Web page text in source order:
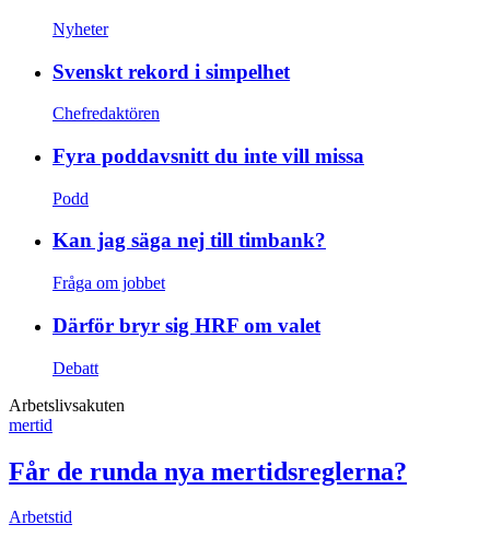
Nyheter
Svenskt rekord i simpelhet
Chefredaktören
Fyra poddavsnitt du inte vill missa
Podd
Kan jag säga nej till timbank?
Fråga om jobbet
Därför bryr sig HRF om valet
Debatt
Arbetslivsakuten
mertid
Får de runda nya mertidsreglerna?
Arbetstid